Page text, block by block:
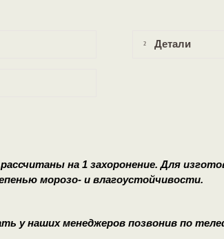
Детали
на 1 захоронение. Для
морозо- и влагоустойчивости.
у наших менеджеров позвонив по